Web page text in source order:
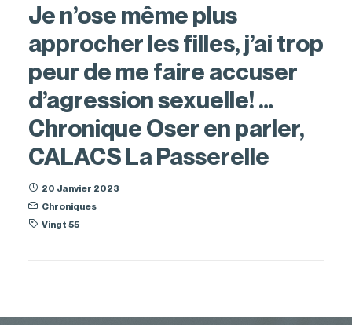
Je n’ose même plus
approcher les filles, j’ai trop
peur de me faire accuser
d’agression sexuelle! …
Chronique Oser en parler,
CALACS La Passerelle
20 Janvier 2023
Chroniques
Vingt 55